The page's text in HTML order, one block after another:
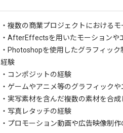
・複数の商業プロジェクトにおける
・AfterEffectsを用いたモーションや
・Photoshopを使用したグラフィック
経験
・コンポジットの経験
・ゲームやアニメ等のグラフィック
・実写素材を含んだ複数の素材を合
・写真レタッチの経験
・プロモーション動画や広告映像制作